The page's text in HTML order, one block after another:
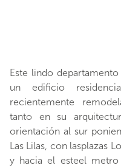
Este lindo
un edificio
recientemente
tanto en su
orientación al sur
Las Lilas, con lasplazas
y hacia el esteel